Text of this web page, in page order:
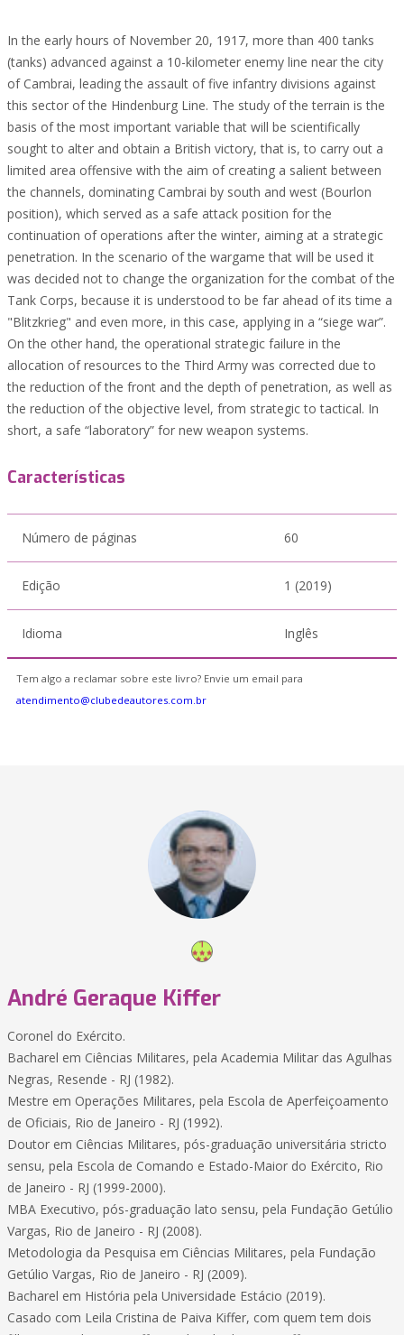
In the early hours of November 20, 1917, more than 400 tanks
(tanks) advanced against a 10-kilometer enemy line near the city
of Cambrai, leading the assault of five infantry divisions against
this sector of the Hindenburg Line. The study of the terrain is the
basis of the most important variable that will be scientifically
sought to alter and obtain a British victory, that is, to carry out a
limited area offensive with the aim of creating a salient between
the channels, dominating Cambrai by south and west (Bourlon
position), which served as a safe attack position for the
continuation of operations after the winter, aiming at a strategic
penetration. In the scenario of the wargame that will be used it
was decided not to change the organization for the combat of the
Tank Corps, because it is understood to be far ahead of its time a
"Blitzkrieg" and even more, in this case, applying in a “siege war”.
On the other hand, the operational strategic failure in the
allocation of resources to the Third Army was corrected due to
the reduction of the front and the depth of penetration, as well as
the reduction of the objective level, from strategic to tactical. In
short, a safe “laboratory” for new weapon systems.
Características
Número de páginas 60
Edição 1 (2019)
Idioma Inglês
Tem algo a reclamar sobre este livro? Envie um email para
atendimento@clubedeautores.com.br
André Geraque Kiffer
Coronel do Exército.
Bacharel em Ciências Militares, pela Academia Militar das Agulhas
Negras, Resende - RJ (1982).
Mestre em Operações Militares, pela Escola de Aperfeiçoamento
de Oficiais, Rio de Janeiro - RJ (1992).
Doutor em Ciências Militares, pós-graduação universitária stricto
sensu, pela Escola de Comando e Estado-Maior do Exército, Rio
de Janeiro - RJ (1999-2000).
MBA Executivo, pós-graduação lato sensu, pela Fundação Getúlio
Vargas, Rio de Janeiro - RJ (2008).
Metodologia da Pesquisa em Ciências Militares, pela Fundação
Getúlio Vargas, Rio de Janeiro - RJ (2009).
Bacharel em História pela Universidade Estácio (2019).
Casado com Leila Cristina de Paiva Kiffer, com quem tem dois